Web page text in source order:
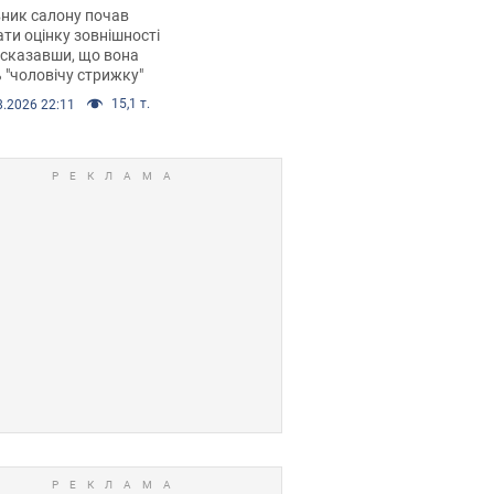
скандал.
салону почав
оцінку зовнішності
що вона
"чоловічу стрижку"
22:11 15,1 т.